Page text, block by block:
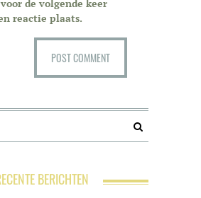
de volgende keer
reactie plaats.
BERICHTEN